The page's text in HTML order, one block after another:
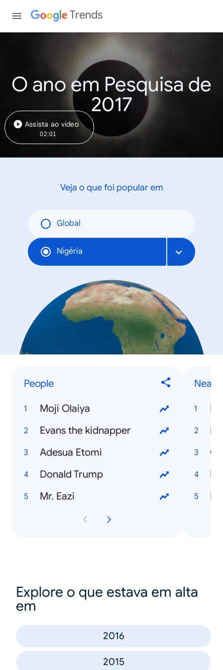
Trends
O ano em Pesquisa de
2017
Assista ao vídeo
02:01
Veja o que foi popular em
Global
Nigéria
People
Moji Olaiya
Evans the kidnapper
Adesua Etomi
Donald Trump
Mr. Eazi
Near
Explore o que estava em alta
em
2016
2015